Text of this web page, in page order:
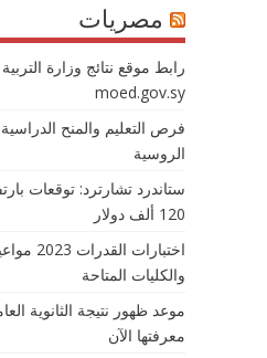
مصريات
رابط موقع نتائج وزارة
moed.gov.sy
فرص التعليم والمنح
الروسية
ستاندرد تشارترد: توقعات
120 ألف دولار
اختبارات
والكليات المتاحة
معرفتها الآن